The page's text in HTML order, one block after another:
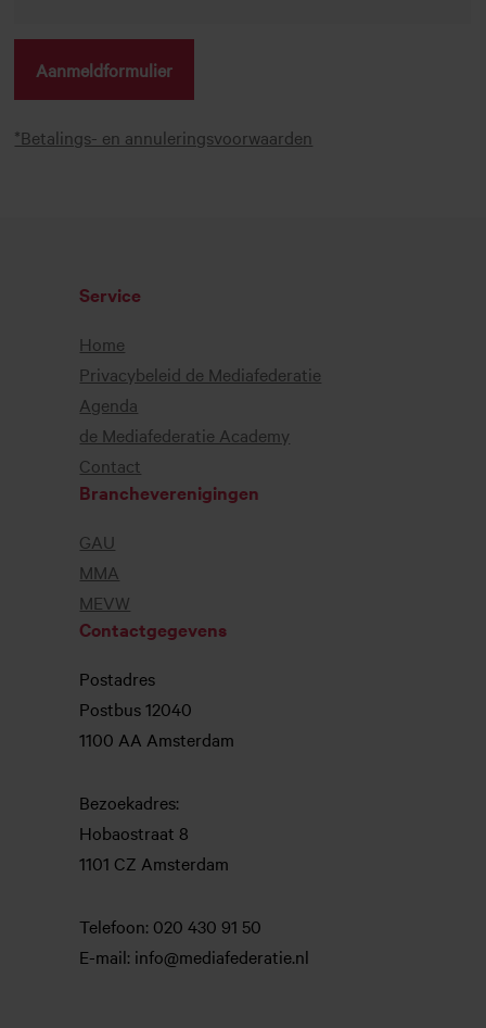
Aanmeldformulier
*Betalings- en annuleringsvoorwaarden
Service
Home
Privacybeleid de Mediafederatie
Agenda
de Mediafederatie Academy
Contact
Brancheverenigingen
GAU
MMA
MEVW
Contactgegevens
Postadres
Postbus 12040
1100 AA Amsterdam
Bezoekadres:
Hobaostraat 8
1101 CZ Amsterdam
Telefoon: 020 430 91 50
E-mail: info@mediafederatie.nl